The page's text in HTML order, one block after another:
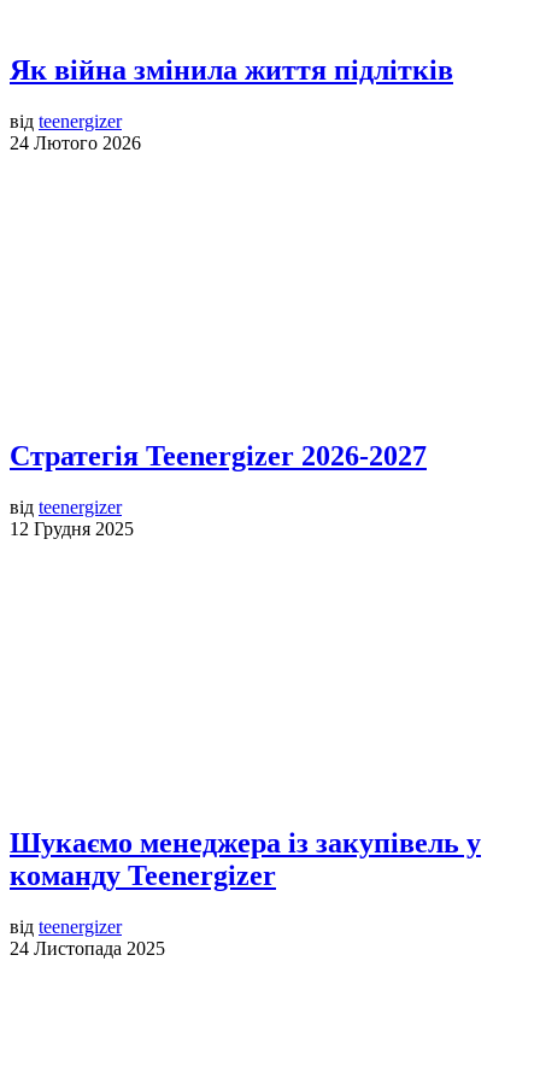
Як війна змінила життя підлітків
від teenergizer
24 Лютого 2026
Стратегія Teenergizer 2026-2027
від teenergizer
12 Грудня 2025
Шукаємо менеджера із закупівель у
команду Teenergizer
від teenergizer
24 Листопада 2025